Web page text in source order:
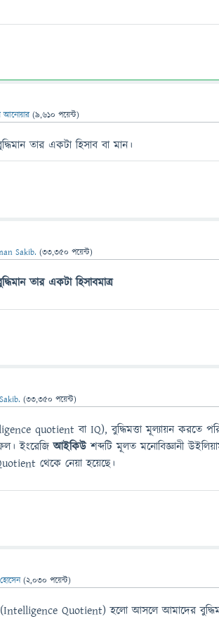
আনোয়ার (9,610 পয়েন্ট)
তার একটা হিসাব বা মান।
Sakib. (33,350 পয়েন্ট)
তার একটা হিসাবমাত্র
(33,350 পয়েন্ট)
quotient বা IQ), বুদ্ধিমত্তা মূল্যায়ন করতে
ইংরেজিআইকিউশব্দটি মূলত মনোবিজ্ঞানী
থেকে নেয়া হয়েছে।
(2,030 পয়েন্ট)
Quotient) হলো আসলে আমাদের